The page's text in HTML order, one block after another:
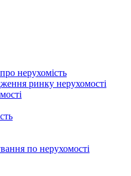
нерухомість
ринку нерухомості
по нерухомості